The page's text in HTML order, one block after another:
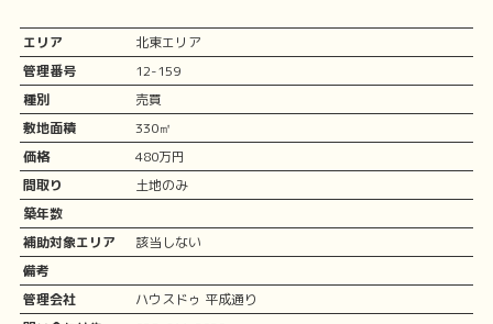
エリア
北東エリア
管理番号
12-159
種別
売買
敷地面積
330㎡
価格
480万円
間取り
土地のみ
築年数
補助対象エリア
該当しない
備考
管理会社
ハウスドゥ 平成通り